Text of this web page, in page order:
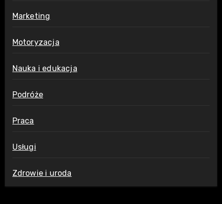
Marketing
Motoryzacja
Nauka i edukacja
Podróże
Praca
Usługi
Zdrowie i uroda